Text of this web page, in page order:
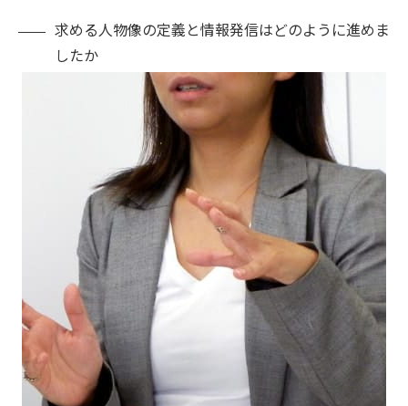
求める人物像の定義と情報発信はどのように進めま
したか